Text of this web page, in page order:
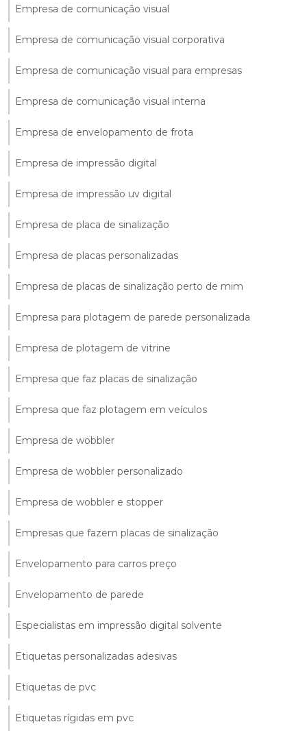
Empresa de comunicação visual
Empresa de comunicação visual corporativa
Empresa de comunicação visual para empresas
Empresa de comunicação visual interna
Empresa de envelopamento de frota
Empresa de impressão digital
Empresa de impressão uv digital
Empresa de placa de sinalização
Empresa de placas personalizadas
Empresa de placas de sinalização perto de mim
Empresa para plotagem de parede personalizada
Empresa de plotagem de vitrine
Empresa que faz placas de sinalização
Empresa que faz plotagem em veículos
Empresa de wobbler
Empresa de wobbler personalizado
Empresa de wobbler e stopper
Empresas que fazem placas de sinalização
Envelopamento para carros preço
Envelopamento de parede
Especialistas em impressão digital solvente
Etiquetas personalizadas adesivas
Etiquetas de pvc
Etiquetas rígidas em pvc